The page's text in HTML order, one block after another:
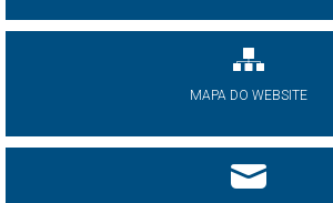
MAPA DO WEBSITE